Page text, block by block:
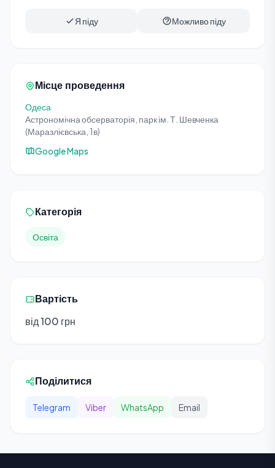
Я піду Можливо піду
Місце проведення
Одеса
Астрономічна обсерваторія, парк ім. Т. Шевченка
(Маразлієвська, 1в)
Google Maps
Категорія
Освіта
Вартість
від 100 грн
Поділитися
Telegram Viber WhatsApp Email